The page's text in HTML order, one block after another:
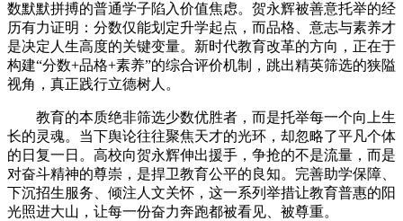
数默默拼搏的普通学子陷入价值焦虑。贺永辉被善意托举的经
历有力证明：分数仅能划定升学起点，而品格、意志与素养才
是决定人生高度的关键变量。新时代教育改革的方向，正在于
构建“分数+品格+素养”的综合评价机制，跳出精英筛选的狭隘
视角，真正践行立德树人。
教育的本质绝非筛选少数优胜者，而是托举每一个向上生
长的灵魂。当下舆论往往聚焦天才的光环，却忽略了平凡个体
的日复一日。高校向贺永辉伸出援手，争抢的不是流量，而是
对奋斗精神的尊崇，是捍卫教育公平的良知。完善助学保障、
下沉招生服务、倾注人文关怀，这一系列举措让教育普惠的阳
光照进大山，让每一份奋力奔跑都被看见、被尊重。